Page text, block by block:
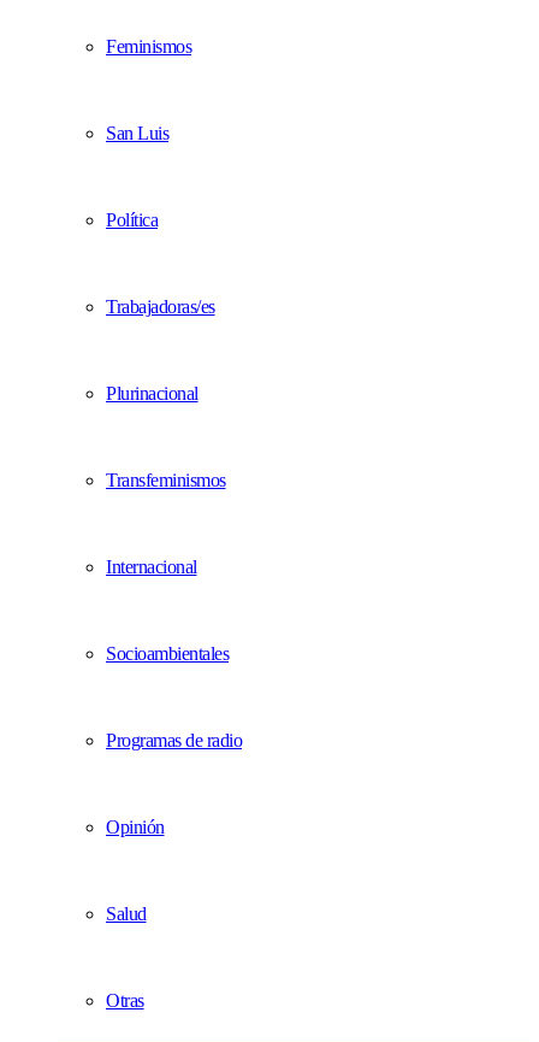
Feminismos
San Luis
Política
Trabajadoras/es
Plurinacional
Transfeminismos
Internacional
Socioambientales
Programas de radio
Opinión
Salud
Otras